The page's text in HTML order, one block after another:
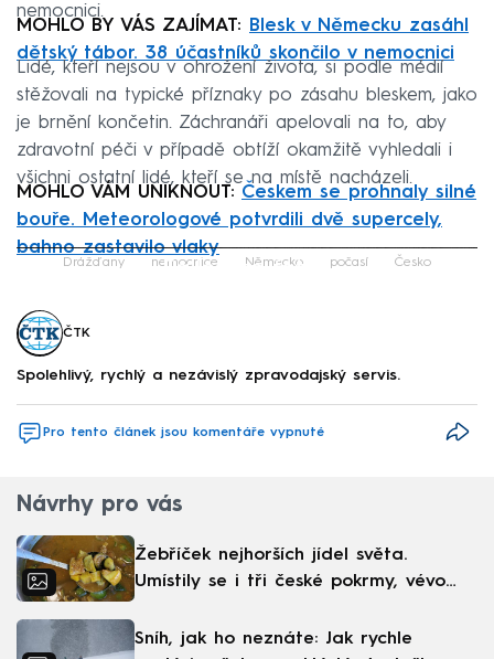
nemocnici.
MOHLO BY VÁS ZAJÍMAT:
Blesk v Německu zasáhl
dětský tábor. 38 účastníků skončilo v nemocnici
Lidé, kteří nejsou v ohrožení života, si podle médií
stěžovali na typické příznaky po zásahu bleskem, jako
je brnění končetin. Záchranáři apelovali na to, aby
zdravotní péči v případě obtíží okamžitě vyhledali i
všichni ostatní lidé, kteří se na místě nacházeli.
MOHLO VÁM UNIKNOUT: Českem se prohnaly silné
bouře. Meteorologové potvrdili dvě supercely,
bahno zastavilo vlaky
Failed to fetch
Drážďany nemocnice Německo počasí Česko
ČTK
Spolehlivý, rychlý a nezávislý zpravodajský servis.
Pro tento článek jsou komentáře vypnuté
Návrhy pro vás
Žebříček nejhorších jídel světa.
Umístily se i tři české pokrmy, vévodí
Sníh, jak ho neznáte: Jak rychle